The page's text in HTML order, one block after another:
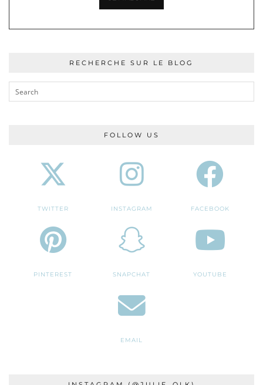
RECHERCHE SUR LE BLOG
FOLLOW US
TWITTER INSTAGRAM FACEBOOK
PINTEREST SNAPCHAT YOUTUBE
EMAIL